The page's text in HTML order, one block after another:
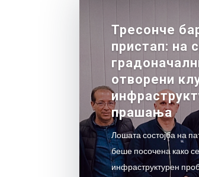
Тресонче
пристап: на
отворени
прашања
Лошата состојба на
беше посочена како
инфраструктурен